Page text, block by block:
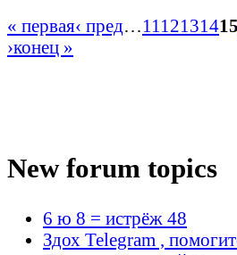
« первая‹ пред…11 12131415
›конец »
New forum topics
6 ю 8 = истрёж 48
Здох Telegram ,